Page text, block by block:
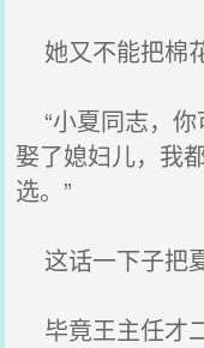
她又不能把棉
“小夏同志，你
娶了媳妇儿，我
选。”
这话一下子把
毕竟王主任才